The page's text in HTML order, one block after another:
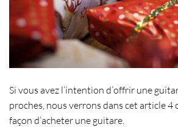
Si vous avez l’intention d’offrir une
proches, nous verrons dans cet article 4
façon d’acheter une guitare